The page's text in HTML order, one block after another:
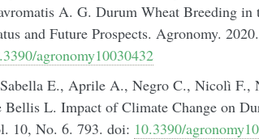
A. G. Durum Wheat Breeding in
and Future Prospects. Agronomy.
agronomy10030432
E., Aprile A., Negro C., Nicolì
Bellis L. Impact of Climate Change on
10, No. 6. 793. doi: 10.3390/